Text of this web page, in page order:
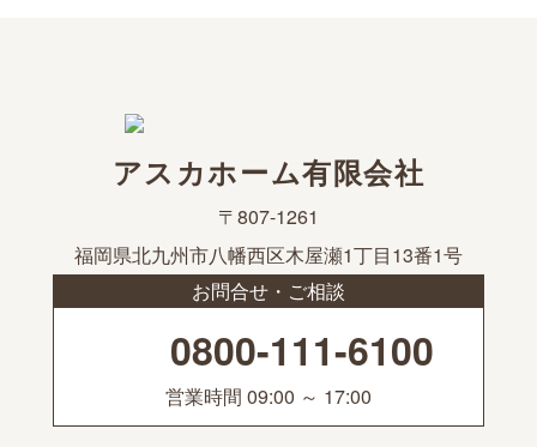
アスカホーム有限会社
〒807-1261
福岡県北九州市八幡西区木屋瀬1丁目13番1号
お問合せ・ご相談
0800-111-6100
営業時間 09:00 ～ 17:00